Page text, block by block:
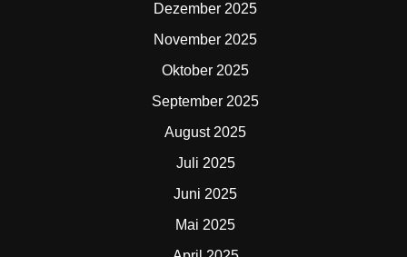
Dezember 2025
November 2025
Oktober 2025
September 2025
August 2025
Juli 2025
Juni 2025
Mai 2025